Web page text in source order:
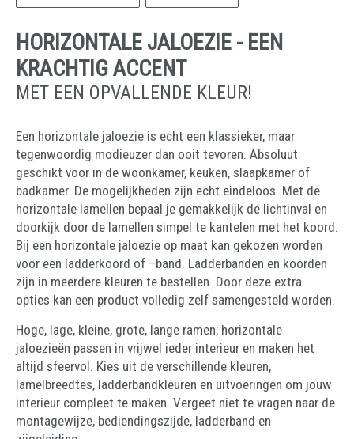
HORIZONTALE JALOEZIE - EEN
KRACHTIG ACCENT
MET EEN OPVALLENDE KLEUR!
Een horizontale jaloezie is echt een klassieker, maar
tegenwoordig modieuzer dan ooit tevoren. Absoluut
geschikt voor in de woonkamer, keuken, slaapkamer of
badkamer. De mogelijkheden zijn echt eindeloos. Met de
horizontale lamellen bepaal je gemakkelijk de lichtinval en
doorkijk door de lamellen simpel te kantelen met het koord.
Bij een horizontale jaloezie op maat kan gekozen worden
voor een ladderkoord of –band. Ladderbanden en koorden
zijn in meerdere kleuren te bestellen. Door deze extra
opties kan een product volledig zelf samengesteld worden.
Hoge, lage, kleine, grote, lange ramen; horizontale
jaloezieën passen in vrijwel ieder interieur en maken het
altijd sfeervol. Kies uit de verschillende kleuren,
lamelbreedtes, ladderbandkleuren en uitvoeringen om jouw
interieur compleet te maken. Vergeet niet te vragen naar de
montagewijze, bediendingszijde, ladderband en